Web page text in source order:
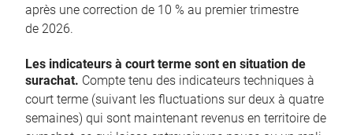
après une correction de 10 % au premier trimestre
de 2026.
Les indicateurs à court terme sont en situation de
surachat. Compte tenu des indicateurs techniques à
court terme (suivant les fluctuations sur deux à quatre
semaines) qui sont maintenant revenus en territoire de